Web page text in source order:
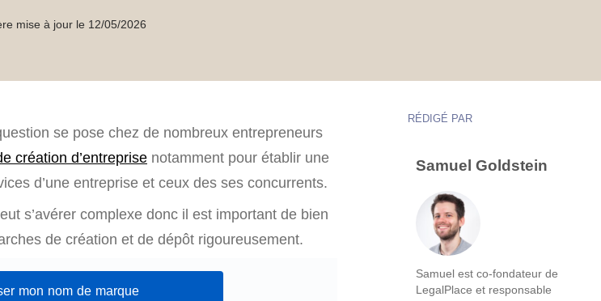
mise à jour le 12/05/2026
se pose chez de nombreux entrepreneurs
création d’entreprise notamment pour établir une
d’une entreprise et ceux des ses concurrents.
s’avérer complexe donc il est important de bien
de création et de dépôt rigoureusement.
mon nom de marque
RÉDIGÉ PAR
Samuel Goldstein
Samuel est co-fondateur de
LegalPlace et responsable